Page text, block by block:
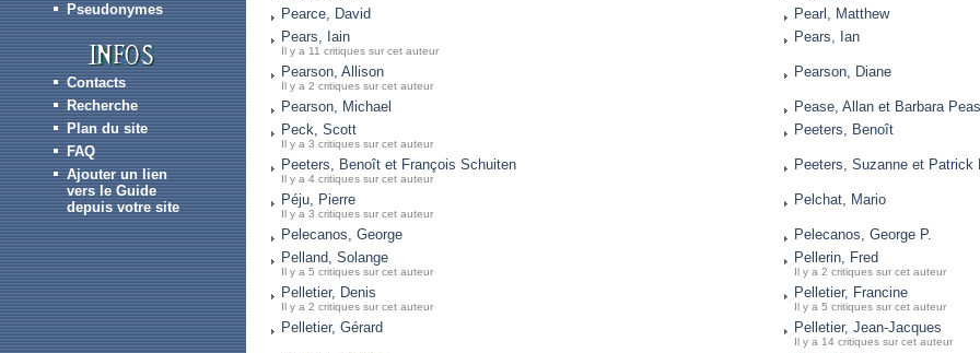
Pseudonymes
Contacts
Recherche
Plan du site
FAQ
Ajouter un lien
vers le Guide
depuis votre site
Pearce, David
Pearl, Matthew
Pears, Iain
Il y a 11 critiques sur cet auteur
Pears, Ian
Pearson, Allison
Il y a 2 critiques sur cet auteur
Pearson, Diane
Pearson, Michael
Pease, Allan et Barbara
Peck, Scott
Il y a 3 critiques sur cet auteur
Peeters, Benoît
Peeters, Benoît et François Schuiten
Il y a 4 critiques sur cet auteur
Peeters, Suzanne et Patrick
Péju, Pierre
Il y a 3 critiques sur cet auteur
Pelchat, Mario
Pelecanos, George
Pelecanos, George P.
Pelland, Solange
Il y a 5 critiques sur cet auteur
Pellerin, Fred
Il y a 2 critiques sur cet auteur
Pelletier, Denis
Il y a 2 critiques sur cet auteur
Pelletier, Francine
Il y a 5 critiques sur cet auteur
Pelletier, Gérard Pelletier, Jean-Jacques
Il y a 14 critiques sur cet auteur